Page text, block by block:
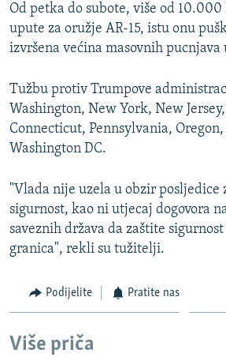
Od petka do subote, više od
upute za oružje AR-15, istu onu
izvršena većina masovnih pucnjava
Tužbu protiv Trumpove
Washington, New York, New
Connecticut, Pennsylvania,
Washington DC.
"Vlada nije uzela u obzir posljedice
sigurnost, kao ni utjecaj dogovora
saveznih država da zaštite
granica", rekli su tužitelji.
Podijelite Pratite nas
Više priča